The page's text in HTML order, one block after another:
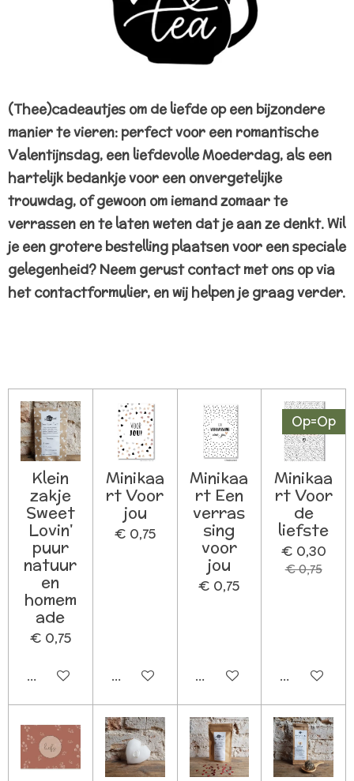
(Thee)cadeautjes om de liefde op een bijzondere
manier te vieren: perfect voor een romantische
Valentijnsdag, een liefdevolle Moederdag, als een
hartelijk bedankje voor een onvergetelijke
trouwdag, of gewoon om iemand zomaar te
verrassen en te laten weten dat je aan ze denkt. Wil
je een grotere bestelling plaatsen voor een speciale
gelegenheid? Neem gerust contact met ons op via
het contactformulier, en wij helpen je graag verder.
Klein
zakje
Sweet
Lovin'
puur
natuur
en
homem
ade
€ 0,75
In winkelwagen
Minikaa
rt Voor
jou
€ 0,75
In winkelwagen
Minikaa
rt Een
verras
sing
voor
jou
€ 0,75
In winkelwagen
Op=Op
Minikaa
rt Voor
de
liefste
€ 0,30
€ 0,75
In